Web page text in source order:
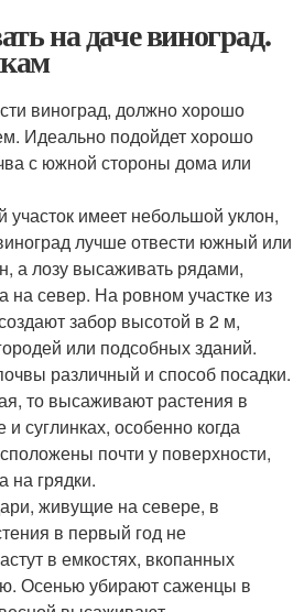
на даче виноград.
виноград, должно хорошо
Идеально подойдет хорошо
с южной стороны дома или
имеет небольшой уклон,
лучше отвести южный или
а лозу высаживать рядами,
на север. На ровном участке из
забор высотой в 2 м,
или подсобных зданий.
различный и способ посадки.
то высаживают растения в
суглинках, особенно когда
почти у поверхности,
на грядки.
живущие на севере, в
в первый год не
в емкостях, вкопанных
Осенью убирают саженцы в